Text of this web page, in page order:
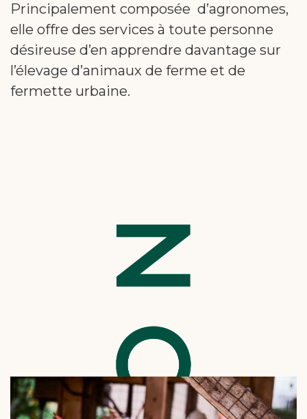
Principalement composée d’agronomes,
elle offre des services à toute personne
désireuse d’en apprendre davantage sur
l’élevage d’animaux de ferme et de
fermette urbaine.